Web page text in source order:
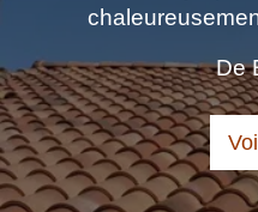
chaleureusement
De Brigitte